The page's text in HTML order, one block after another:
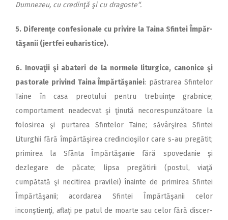
Dumnezeu, cu credinţă şi cu dragoste“.
5. Diferenţe confesionale cu pri­vire la Taina Sfintei Îm­păr­
tă­şanii (jertfei euharistice).
6. Inovaţii şi abateri de la nor­mele liturgice, canonice şi
pastorale privind Taina Îm­păr­tă­şa­niei: păstrarea Sfintelor
Taine în casa preotului pentru trebu­in­ţe grabnice;
comportament ne­a­decvat şi ţinută ne­co­res­pun­ză­toare la
folosirea şi purtarea Sfin­telor Taine; săvârşirea Sfin­tei
Liturghii fără împărtăşirea credincioşilor care s-au pregătit;
primirea la Sfânta Împărtăşanie fără spovedanie şi
dezlegare de păcate; lipsa pregătirii (postul, viaţă
cumpătată şi necitirea pravilei) înainte de primirea Sfintei
Împărtăşanii; acordarea Sfintei Împărtăşanii celor
inconştienţi, aflaţi pe patul de moarte sau celor fără discer­